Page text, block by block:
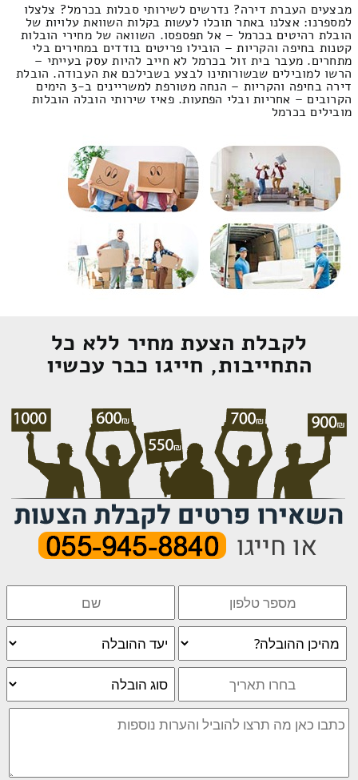
מבצעים העברת דירה? נדרשים לשירותי סבלות בכרמל? צלצלו
למספרנו: אצלנו באתר תוכלו לעשות בקלות השוואת עלויות של
הובלת רהיטים בכרמל – אל תפספסו. השוואה של מחירי הובלות
קטנות בחיפה והקריות – הובילו פריטים בודדים במחירים בלי
מתחרים. מעבר בית זול בכרמל לא חייב להיות עסק בעייתי –
הרשו למובילים שבשורותינו לבצע בשבילכם את העבודה. הובלת
דירה בחיפה והקריות – הנחה מטורפת למשריינים ב-3 הימים
הקרובים – אחריות ובלי הפתעות. פאיז שירותי הובלה הובלות
מובילים בכרמל
לקבלת הצעת מחיר ללא כל
התחייבות, חייגו כבר עכשיו